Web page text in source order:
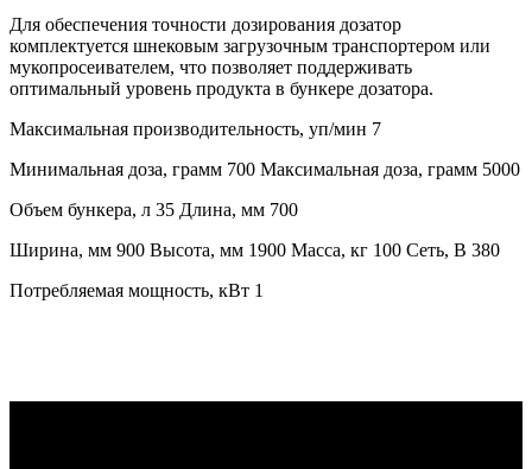
Для обеспечения точности дозирования дозатор
комплектуется шнековым загрузочным транспортером или
мукопросеивателем, что позволяет поддерживать
оптимальный уровень продукта в бункере дозатора.
Максимальная производительность, уп/мин 7
Минимальная доза, грамм 700 Максимальная доза, грамм 5000
Объем бункера, л 35 Длина, мм 700
Ширина, мм 900 Высота, мм 1900 Масса, кг 100 Сеть, В 380
Потребляемая мощность, кВт 1